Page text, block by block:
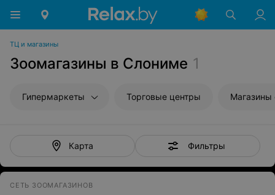
ТЦ и магазины
Зоомагазины в Слониме 1
Гипермаркеты Торговые центры
Карта Фильтры
СЕТЬ ЗООМАГАЗИНОВ